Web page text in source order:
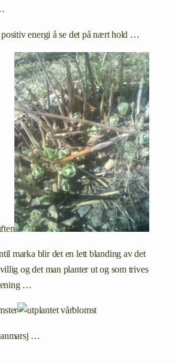
energi å se det på nært hold …
marka blir det en lett blanding av det
og det man planter ut og som trives
…
…